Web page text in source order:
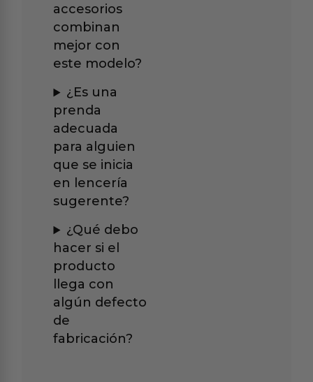
accesorios
combinan
mejor con
este modelo?
¿Es una
prenda
adecuada
para alguien
que se inicia
en lencería
sugerente?
¿Qué debo
hacer si el
producto
llega con
algún defecto
de
fabricación?